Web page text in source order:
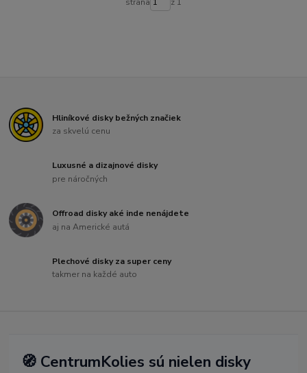
Hliníkové disky bežných značiek
za skvelú cenu
Luxusné a dizajnové disky
pre náročných
Offroad disky aké inde nenájdete
aj na Americké autá
Plechové disky za super ceny
takmer na každé auto
🧭 CentrumKolies sú nielen disky